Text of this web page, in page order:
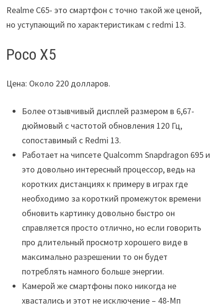
Realme С65- это смартфон с точно такой же ценой,
но уступающий по характеристикам с redmi 13.
Poco X5
Цена: Около 220 долларов.
Более отзывчивый дисплей размером в 6,67-
дюймовый с частотой обновления 120 Гц,
сопоставимый с Redmi 13.
Работает на чипсете Qualcomm Snapdragon 695 и
это довольно интересный процессор, ведь на
коротких дистанциях к примеру в играх где
необходимо за короткий промежуток времени
обновить картинку довольно быстро он
справляется просто отлично, но если говорить
про длительный просмотр хорошего виде в
максимально разрешении то он будет
потреблять намного больше энергии.
Камерой же смартфоны поко никогда не
хвастались и этот не исключение – 48-Мп